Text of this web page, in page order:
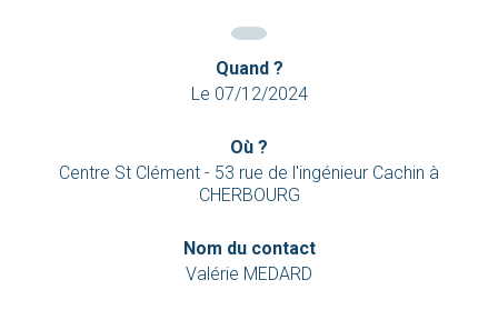
Quand ?
Le 07/12/2024
Où ?
Centre St Clément - 53 rue de l'ingénieur Cachin à
CHERBOURG
Nom du contact
Valérie MEDARD